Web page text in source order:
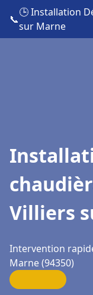
📞
🕒 Installation
sur Marne
Villiers
Intervention
Marne (94350)